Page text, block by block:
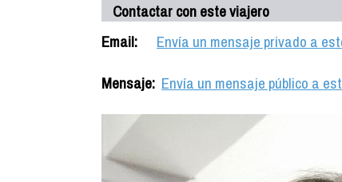
Contactar con este viajero
Email:
Envía un mensaje privado a
Mensaje: Envía un mensaje público a